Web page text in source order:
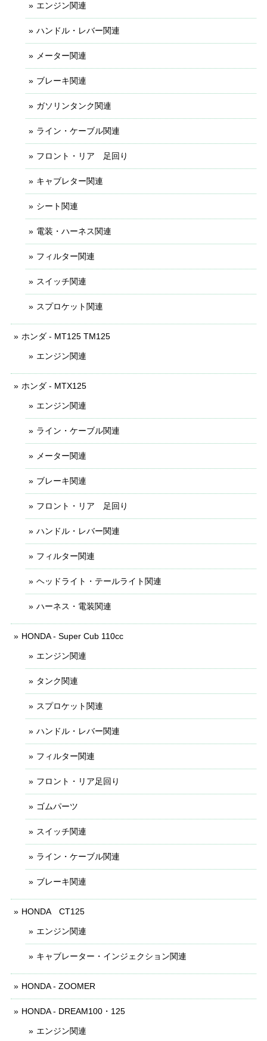
エンジン関連
ハンドル・レバー関連
メーター関連
ブレーキ関連
ガソリンタンク関連
ライン・ケーブル関連
フロント・リア 足回り
キャブレター関連
シート関連
電装・ハーネス関連
フィルター関連
スイッチ関連
スプロケット関連
ホンダ - MT125 TM125
エンジン関連
ホンダ - MTX125
エンジン関連
ライン・ケーブル関連
メーター関連
ブレーキ関連
フロント・リア 足回り
ハンドル・レバー関連
フィルター関連
ヘッドライト・テールライト関連
ハーネス・電装関連
HONDA - Super Cub 110cc
エンジン関連
タンク関連
スプロケット関連
ハンドル・レバー関連
フィルター関連
フロント・リア足回り
ゴムパーツ
スイッチ関連
ライン・ケーブル関連
ブレーキ関連
HONDA CT125
エンジン関連
キャブレーター・インジェクション関連
HONDA - ZOOMER
HONDA - DREAM100・125
エンジン関連